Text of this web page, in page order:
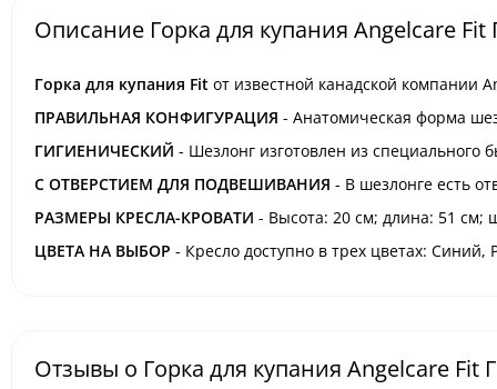
Описание Горка для купания Angelcare Fit
Горка для купания Fit от известной канадской компании
ПРАВИЛЬНАЯ КОНФИГУРАЦИЯ - Анатомическая форма
ГИГИЕНИЧЕСКИЙ - Шезлонг изготовлен из специального
С ОТВЕРСТИЕМ ДЛЯ ПОДВЕШИВАНИЯ - В шезлонге есть
РАЗМЕРЫ КРЕСЛА-КРОВАТИ - Высота: 20 см; длина: 51 см;
ЦВЕТА НА ВЫБОР - Кресло доступно в трех цветах:
Отзывы о Горка для купания Angelcare Fit